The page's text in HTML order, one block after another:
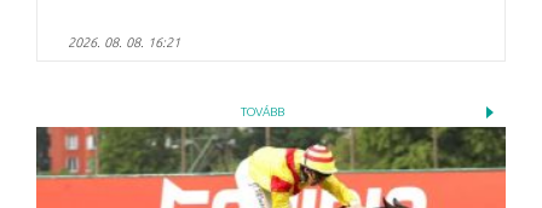
2026. 08. 08. 16:21
TOVÁBB